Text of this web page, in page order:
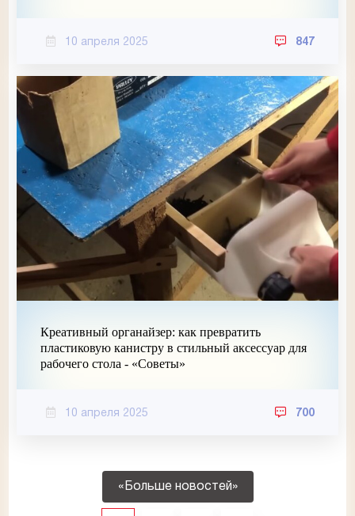
10 апреля 2025 847
Креативный органайзер: как превратить
пластиковую канистру в стильный аксессуар для
рабочего стола - «Советы»
10 апреля 2025 700
«Больше новостей»